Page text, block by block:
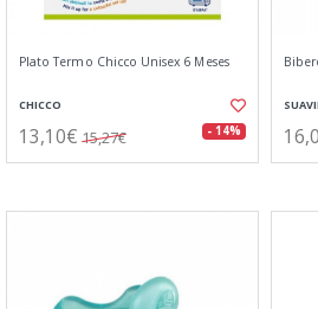
Plato Termo Chicco Unisex 6 Meses
CHICCO
13,10€ 15,27€ - 14%